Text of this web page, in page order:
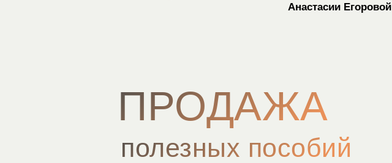
Анастасии Егоровой
ПРОДАЖА
полезных пособий